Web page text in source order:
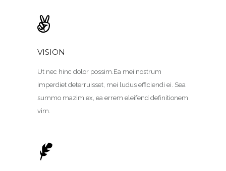
VISION
Ut nec hinc dolor possim.Ea mei nostrum
imperdiet deterruisset, mei ludus efficiendi ei. Sea
summo mazim ex, ea errem eleifend definitionem
vim.